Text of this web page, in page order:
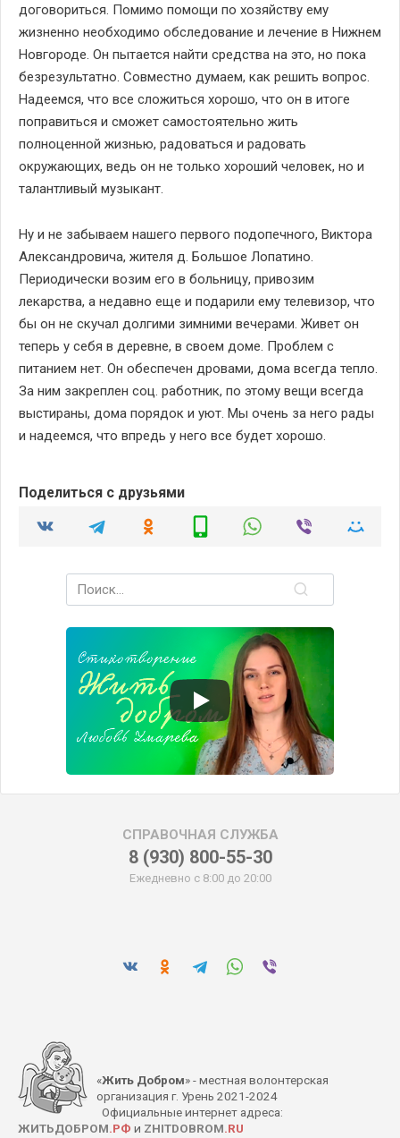
договориться. Помимо помощи по хозяйству ему
жизненно необходимо обследование и лечение в Нижнем
Новгороде. Он пытается найти средства на это, но пока
безрезультатно. Совместно думаем, как решить вопрос.
Надеемся, что все сложиться хорошо, что он в итоге
поправиться и сможет самостоятельно жить
полноценной жизнью, радоваться и радовать
окружающих, ведь он не только хороший человек, но и
талантливый музыкант.
Ну и не забываем нашего первого подопечного, Виктора
Александровича, жителя д. Большое Лопатино.
Периодически возим его в больницу, привозим
лекарства, а недавно еще и подарили ему телевизор, что
бы он не скучал долгими зимними вечерами. Живет он
теперь у себя в деревне, в своем доме. Проблем с
питанием нет. Он обеспечен дровами, дома всегда тепло.
За ним закреплен соц. работник, по этому вещи всегда
выстираны, дома порядок и уют. Мы очень за него рады
и надеемся, что впредь у него все будет хорошо.
Поделиться с друзьями
Search
for:
СПРАВОЧНАЯ СЛУЖБА
8 (930) 800-55-30
Ежедневно с 8:00 до 20:00
«Жить Добром» - местная волонтерская
организация г. Урень 2021-2024
Официальные интернет адреса:
ЖИТЬДОБРОМ.РФ и ZHITDOBROM.RU